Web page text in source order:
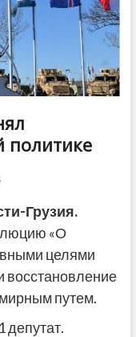
Грузия.
«О
целями
восстановление
путем.
депутат.